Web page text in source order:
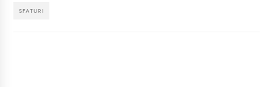
SFATURI